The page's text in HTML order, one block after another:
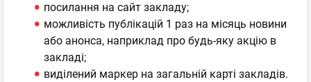
посилання на сайт закладу;
можливість публікацій 1 раз на місяць новини
або анонса, наприклад про будь-яку акцію в
закладі;
виділений маркер на загальній карті закладів.